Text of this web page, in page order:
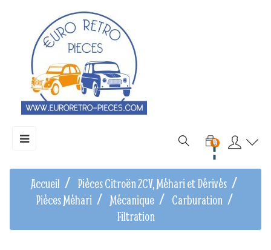
Basculer
☰ 0
Accueil
Pièces Citroën 2CV, Méhari et Dérivés
Pièces Méhari
Mécanique
Carburation
Filtration